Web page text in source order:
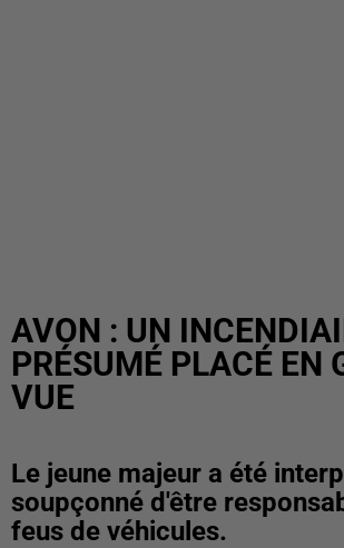
AVON : UN
PRÉSUMÉ PLACÉ EN
VUE
Le jeune majeur a été
soupçonné d'être
feus de véhicules.